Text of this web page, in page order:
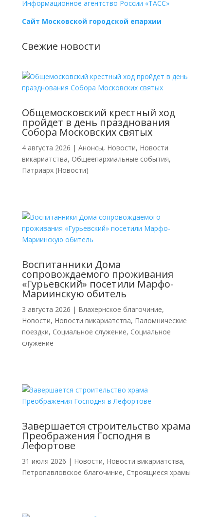
Информационное агентство России «ТАСС»
Сайт Московской городской епархии
Свежие новости
Общемосковский крестный ход
пройдет в день празднования
Собора Московских святых
4 августа 2026 | Анонсы, Новости, Новости
викариатства, Общеепархиальные события,
Патриарх (Новости)
Воспитанники Дома
сопровождаемого проживания
«Гурьевский» посетили Марфо-
Мариинскую обитель
3 августа 2026 | Влахернское благочиние,
Новости, Новости викариатства, Паломнические
поездки, Социальное служение, Социальное
служение
Завершается строительство храма
Преображения Господня в
Лефортове
31 июля 2026 | Новости, Новости викариатства,
Петропавловское благочиние, Строящиеся храмы